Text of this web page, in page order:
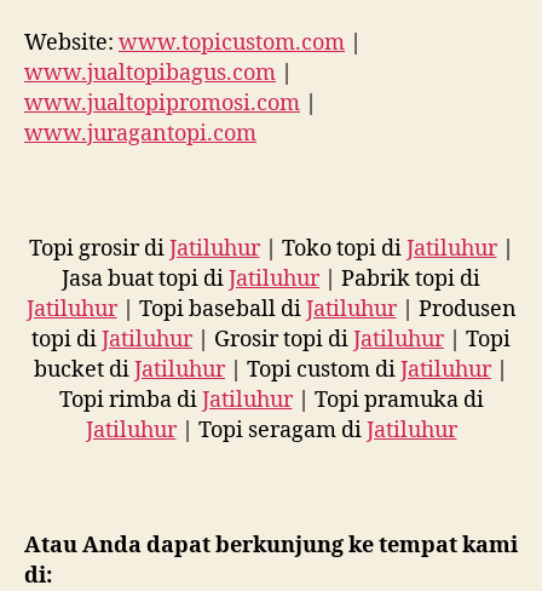
Website: www.topicustom.com |
www.jualtopibagus.com |
www.jualtopipromosi.com |
www.juragantopi.com
Topi grosir diJatiluhur| Toko topi diJatiluhur|
Jasa buat topi diJatiluhur| Pabrik topi di
Jatiluhur| Topi baseball diJatiluhur| Produsen
topi diJatiluhur| Grosir topi diJatiluhur| Topi
bucket diJatiluhur| Topi custom diJatiluhur|
Topi rimba diJatiluhur| Topi pramuka di
Jatiluhur| Topi seragam diJatiluhur
Atau Anda dapat berkunjung ke tempat kami
di: